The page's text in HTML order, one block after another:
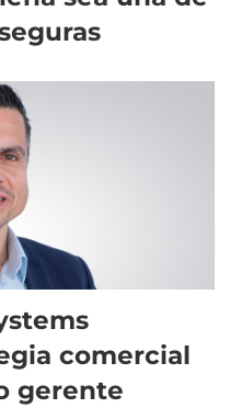
comercial
gerente